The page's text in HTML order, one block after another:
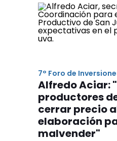
7° Foro de
Alfredo Aciar:
productores
cerrar precio
elaboración
malvender"